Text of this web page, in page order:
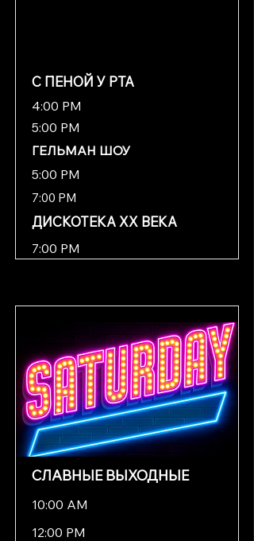
С ПЕНОЙ У РТА
4:00 PM
5:00 PM
ГЕЛЬМАН ШОУ
5:00 PM
7:00 PM
ДИСКОТЕКА XX ВЕКА
7:00 PM
СЛАВНЫЕ ВЫХОДНЫЕ
10:00 AM
12:00 PM